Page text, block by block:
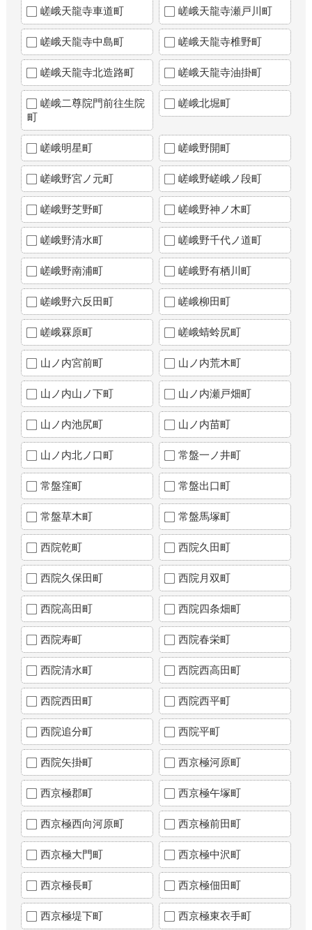
嵯峨天龍寺車道町 嵯峨天龍寺瀬戸川町
嵯峨天龍寺中島町 嵯峨天龍寺椎野町
嵯峨天龍寺北造路町 嵯峨天龍寺油掛町
嵯峨二尊院門前往生院
町
嵯峨北堀町
嵯峨明星町 嵯峨野開町
嵯峨野宮ノ元町 嵯峨野嵯峨ノ段町
嵯峨野芝野町 嵯峨野神ノ木町
嵯峨野清水町 嵯峨野千代ノ道町
嵯峨野南浦町 嵯峨野有栖川町
嵯峨野六反田町 嵯峨柳田町
嵯峨罧原町 嵯峨蜻蛉尻町
山ノ内宮前町 山ノ内荒木町
山ノ内山ノ下町 山ノ内瀬戸畑町
山ノ内池尻町 山ノ内苗町
山ノ内北ノ口町 常盤一ノ井町
常盤窪町 常盤出口町
常盤草木町 常盤馬塚町
西院乾町 西院久田町
西院久保田町 西院月双町
西院高田町 西院四条畑町
西院寿町 西院春栄町
西院清水町 西院西高田町
西院西田町 西院西平町
西院追分町 西院平町
西院矢掛町 西京極河原町
西京極郡町 西京極午塚町
西京極西向河原町 西京極前田町
西京極大門町 西京極中沢町
西京極長町 西京極佃田町
西京極堤下町 西京極東衣手町